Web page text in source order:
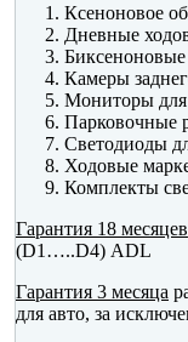
Ксеноновое
Дневные
Камеры
Мониторы для
Парковочные
Светодиоды
Ходовые
Комплекты
Гарантия 18 месяцев
(D1…..D4) ADL
Гарантия 3 месяца
для авто, за